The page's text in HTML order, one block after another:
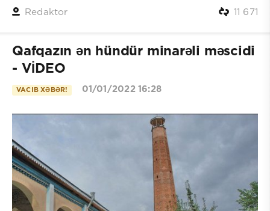
Redaktor 11 671
Qafqazın ən hündür minarəli məscidi
- VİDEO
VACIB XƏBƏR! 01/01/2022 16:28